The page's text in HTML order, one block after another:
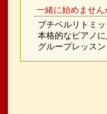
一緒に始めません
プチベルリトミッ
本格的なピアノ
グループレッスン